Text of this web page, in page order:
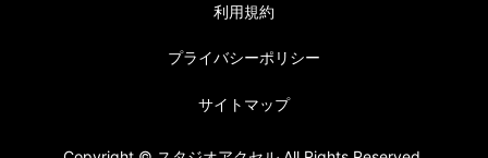
利用規約
プライバシーポリシー
サイトマップ